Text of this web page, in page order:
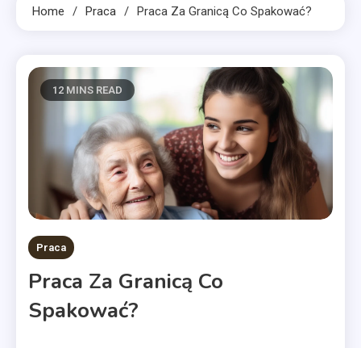
Home Praca Praca Za Granicą Co Spakować?
12 MINS READ
Praca
Praca Za Granicą Co
Spakować?